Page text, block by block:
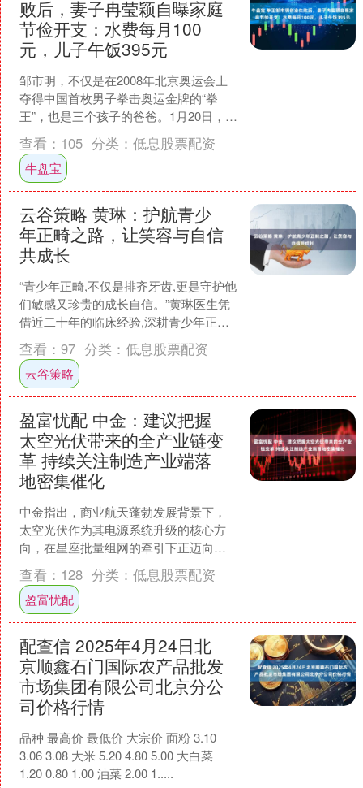
败后，妻子冉莹颖自曝家庭
节俭开支：水费每月100
元，儿子午饭395元
邹市明，不仅是在2008年北京奥运会上
夺得中国首枚男子拳击奥运金牌的“拳
王”，也是三个孩子的爸爸。1月20日，他
的妻子冉莹颖在小红书发出视频，分享
了他们一家人的....
查看： 105 分类： 低息股票配资
牛盘宝
云谷策略 黄琳：护航青少
年正畸之路，让笑容与自信
共成长
“青少年正畸,不仅是排齐牙齿,更是守护他
们敏感又珍贵的成长自信。”黄琳医生凭
借近二十年的临床经验,深耕青少年正畸
领域,用精准的技术、共情的沟通和全程
陪伴式的矫治....
查看： 97 分类： 低息股票配资
云谷策略
盈富忧配 中金：建议把握
太空光伏带来的全产业链变
革 持续关注制造产业端落
地密集催化
中金指出，商业航天蓬勃发展背景下，
太空光伏作为其电源系统升级的核心方
向，在星座批量组网的牵引下正迈向技
术路线升级与产业化交付的新阶段。随
着我国低轨星座进入密集部....
查看： 128 分类： 低息股票配资
盈富忧配
配查信 2025年4月24日北
京顺鑫石门国际农产品批发
市场集团有限公司北京分公
司价格行情
品种 最高价 最低价 大宗价 面粉 3.10
3.06 3.08 大米 5.20 4.80 5.00 大白菜
1.20 0.80 1.00 油菜 2.00 1.....